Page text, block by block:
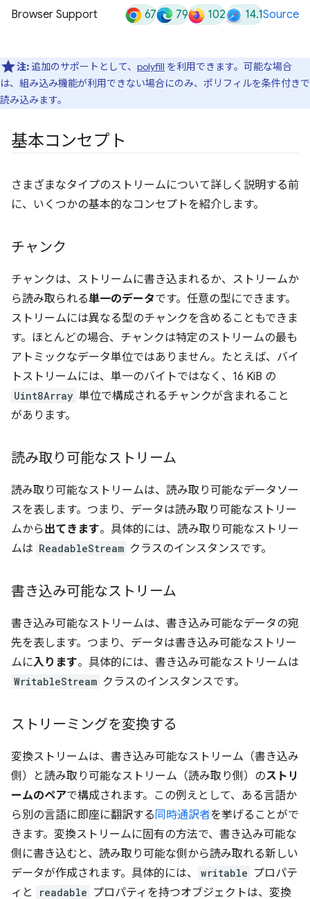
Browser Support 67 79 102 14.1Source
注: 追加のサポートとして、 polyfill を利用できます。可能な場合
は、組み込み機能が利用できない場合にのみ、ポリフィルを条件付きで
読み込みます。
基本コンセプト
さまざまなタイプのストリームについて詳しく説明する前
に、いくつかの基本的なコンセプトを紹介します。
チャンク
チャンクは、ストリームに書き込まれるか、ストリームか
ら読み取られる単一のデータです。任意の型にできます。
ストリームには異なる型のチャンクを含めることもできま
す。ほとんどの場合、チャンクは特定のストリームの最も
アトミックなデータ単位ではありません。たとえば、バイ
トストリームには、単一のバイトではなく、16 KiB の
Uint8Array 単位で構成されるチャンクが含まれること
があります。
読み取り可能なストリーム
読み取り可能なストリームは、読み取り可能なデータソー
スを表します。つまり、データは読み取り可能なストリー
ムから出てきます。具体的には、読み取り可能なストリー
ムは ReadableStream クラスのインスタンスです。
書き込み可能なストリーム
書き込み可能なストリームは、書き込み可能なデータの宛
先を表します。つまり、データは書き込み可能なストリー
ムに入ります。具体的には、書き込み可能なストリームは
WritableStream クラスのインスタンスです。
ストリーミングを変換する
変換ストリームは、書き込み可能なストリーム（書き込み
側）と読み取り可能なストリーム（読み取り側）のストリ
ームのペアで構成されます。この例えとして、ある言語か
ら別の言語に即座に翻訳する 同時通訳者を挙げることがで
きます。変換ストリームに固有の方法で、書き込み可能な
側に書き込むと、読み取り可能な側から読み取れる新しい
データが作成されます。具体的には、
writable プロパテ
ィと
readable プロパティを持つオブジェクトは、変換